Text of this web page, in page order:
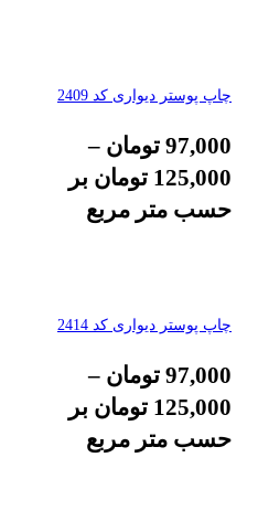
چاپ پوستر دیواری کد 2409
97,000 تومان –
125,000 تومان بر
حسب متر مربع
چاپ پوستر دیواری کد 2414
97,000 تومان –
125,000 تومان بر
حسب متر مربع